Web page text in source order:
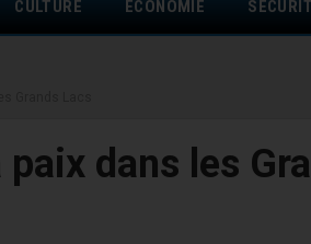
CULTURE ÉCONOMIE
dans les